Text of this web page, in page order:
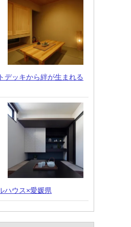
デッキから絆が生まれる
ハウス×愛媛県